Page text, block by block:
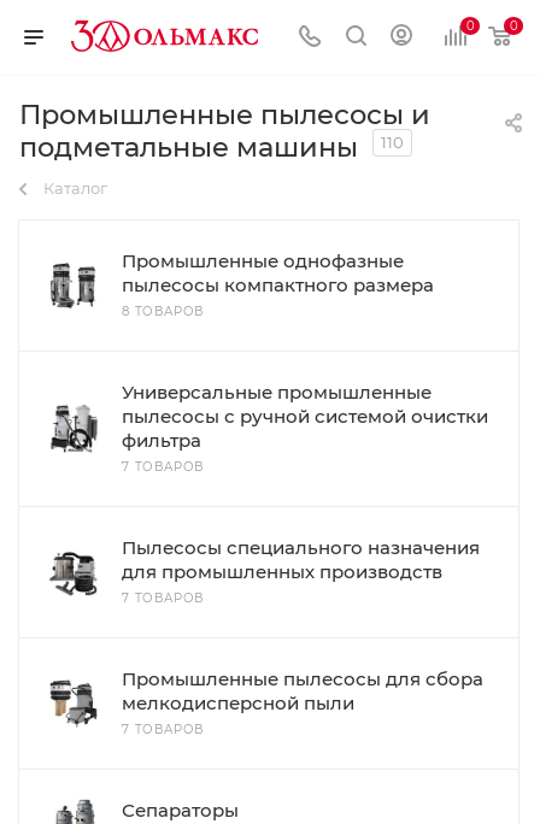
0 0
Промышленные пылесосы и
подметальные машины
110
Каталог
Промышленные однофазные
пылесосы компактного размера
8 ТОВАРОВ
Универсальные промышленные
пылесосы с ручной системой очистки
фильтра
7 ТОВАРОВ
Пылесосы специального назначения
для промышленных производств
7 ТОВАРОВ
Промышленные пылесосы для сбора
мелкодисперсной пыли
7 ТОВАРОВ
Сепараторы